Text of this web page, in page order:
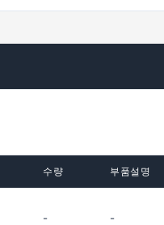
수량 부품설명
- -